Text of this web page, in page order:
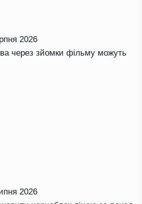
2026
через зйомки фільму можуть
2026